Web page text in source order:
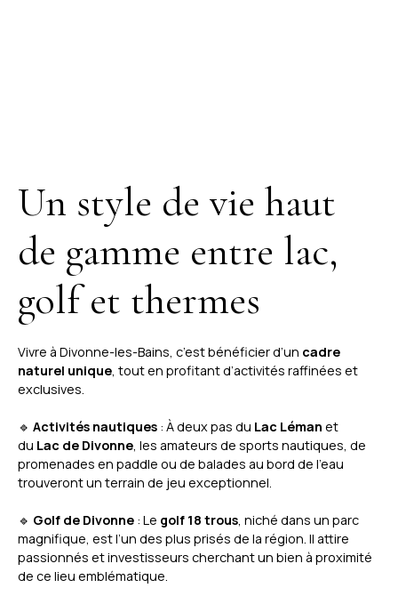
Un style de vie haut
de gamme entre lac,
golf et thermes
Vivre à Divonne-les-Bains, c’est bénéficier d’un cadre
naturel unique, tout en profitant d’activités raffinées et
exclusives.
🔹 Activités nautiques : À deux pas du Lac Léman et
du Lac de Divonne, les amateurs de sports nautiques, de
promenades en paddle ou de balades au bord de l'eau
trouveront un terrain de jeu exceptionnel.
🔹 Golf de Divonne : Le golf 18 trous, niché dans un parc
magnifique, est l’un des plus prisés de la région. Il attire
passionnés et investisseurs cherchant un bien à proximité
de ce lieu emblématique.